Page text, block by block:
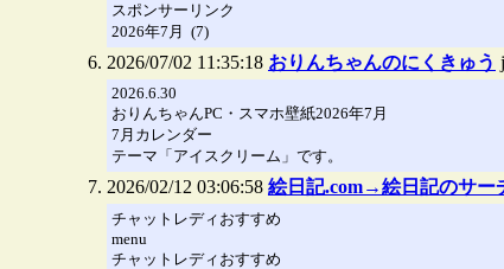
スポンサーリンク
2026年7月 (7)
2026/07/02 11:35:18 おりんちゃんのにくきゅう
2026.6.30
おりんちゃんPC・スマホ壁紙2026年7月
7月カレンダー
テーマ「アイスクリーム」です。
2026/02/12 03:06:58 絵日記.com→絵日記のサー
チャットレディおすすめ
menu
チャットレディおすすめ